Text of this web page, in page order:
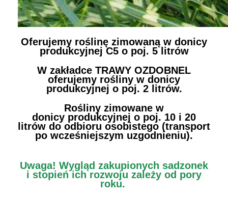
Oferujemy roślinę zimowaną w donicy
produkcyjnej C5 o poj. 5 litrów
W zakładce TRAWY OZDOBNEL
oferujemy rośliny w donicy
produkcyjnej o poj. 2 litrów.
Rośliny zimowane w
donicy produkcyjnej o poj. 10 i 20
litrów do odbioru osobistego (transport
po wcześniejszym uzgodnieniu).
Uwaga! Wygląd zakupionych sadzonek
i stopień ich rozwoju zależy od pory
roku.